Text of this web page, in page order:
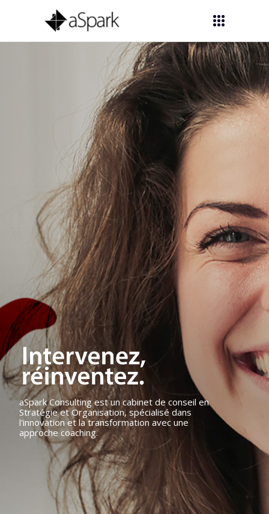
aSpark Consulting est un cabinet de conseil en
Stratégie et Organisation, spécialisé dans
l'innovation et la transformation avec une
approche coaching.